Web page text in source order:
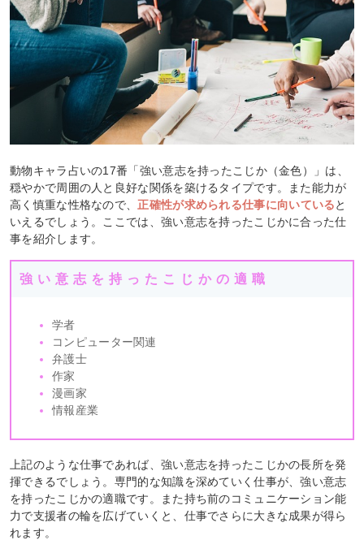
動物キャラ占いの17番「強い意志を持ったこじか（金色）」は、
穏やかで周囲の人と良好な関係を築けるタイプです。また能力が
高く慎重な性格なので、正確性が求められる仕事に向いていると
いえるでしょう。ここでは、強い意志を持ったこじかに合った仕
事を紹介します。
強い意志を持ったこじかの適職
学者
コンピューター関連
弁護士
作家
漫画家
情報産業
上記のような仕事であれば、強い意志を持ったこじかの長所を発
揮できるでしょう。専門的な知識を深めていく仕事が、強い意志
を持ったこじかの適職です。また持ち前のコミュニケーション能
力で支援者の輪を広げていくと、仕事でさらに大きな成果が得ら
れます。